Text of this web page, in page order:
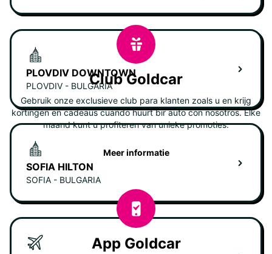
PLOVDIV DOWNTOWN
PLOVDIV - BULGARIA
SOFIA HILTON
SOFIA - BULGARIA
Club Goldcar
Gebruik onze exclusieve club para klanten zoals u en krijg
kortingen en cadeaus cuando huurt bir auto con nosotros. Elke
maand kunt u profiteren van unieke promoties.
Meer informatie
App Goldcar